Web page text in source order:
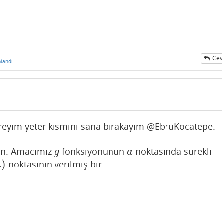
yeter kısmını sana bırakayım @EbruKocatepe.
Amacımız g
g fonksiyonununa
a noktasında sürekli
) noktasının verilmiş bir